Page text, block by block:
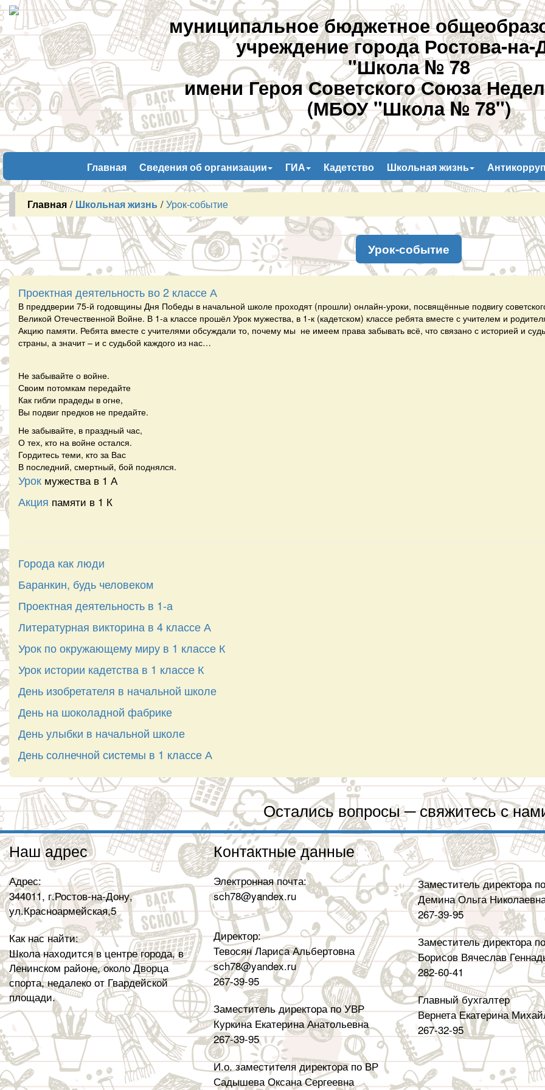
муниципальное бюджетное
учреждение города Ростова-на-
"Школа № 78
имени Героя Советского Союза
(МБОУ "Школа № 78")
Главная Сведения об организации ГИА Кадетство Школьная жизнь
Главная / Школьная жизнь / Урок-событие
Урок-событие
Проектная деятельность во 2 классе А
В преддверии 75-й годовщины Дня Победы в начальной школе проходят (прошли) онлайн-уроки, посвящённые подвигу
Великой Отечественной Войне. В 1-а классе прошёл Урок мужества, в 1-к (кадетском) классе ребята вместе с учителем и
Акцию памяти. Ребята вместе с учителями обсуждали то, почему мы не имеем права забывать всё, что связано с историей и
страны, а значит – и с судьбой каждого из нас…
Не забывайте о войне.
Своим потомкам передайте
Как гибли прадеды в огне,
Вы подвиг предков не предайте.
Не забывайте, в праздный час,
О тех, кто на войне остался.
Гордитесь теми, кто за Вас
В последний, смертный, бой поднялся.
Урок мужества в 1 А
Акция памяти в 1 К
Города как люди
Баранкин, будь человеком
Проектная деятельность в 1-а
Литературная викторина в 4 классе А
Урок по окружающему миру в 1 классе К
Урок истории кадетства в 1 классе К
День изобретателя в начальной школе
День на шоколадной фабрике
День улыбки в начальной школе
День солнечной системы в 1 классе А
Остались вопросы ─ свяжитесь с
Наш адрес
Адрес:
344011, г.Ростов-на-Дону,
ул.Красноармейская,5
Как нас найти:
Школа находится в центре города, в
Ленинском районе, около Дворца
спорта, недалеко от Гвардейской
площади.
Контактные данные
Электронная почта:
sch78@yandex.ru
Директор:
Тевосян Лариса Альбертовна
sch78@yandex.ru
267-39-95
Заместитель директора по УВР
Куркина Екатерина Анатольевна
267-39-95
И.о. заместителя директора по ВР
Садышева Оксана Сергеевна
Заместитель директора
Демина Ольга
267-39-95
Заместитель директора
Борисов Вячеслав
282-60-41
Главный бухгалтер
Вернета Екатерина
267-32-95